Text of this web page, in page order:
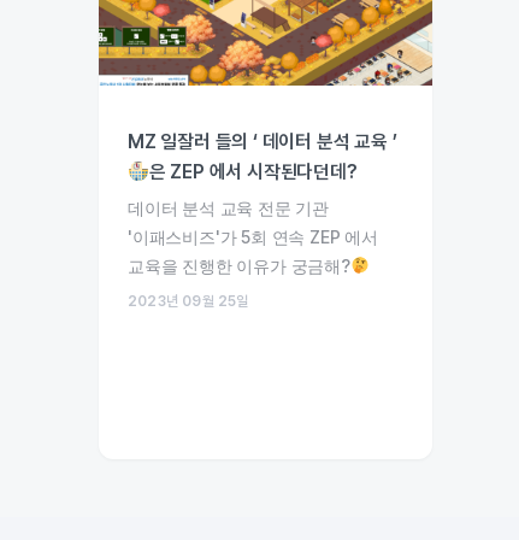
MZ 일잘러 들의 ‘ 데이터 분석 교육 ’
은 ZEP 에서 시작된다던데?
데이터 분석 교육 전문 기관
'이패스비즈'가 5회 연속 ZEP 에서
교육을 진행한 이유가 궁금해?
2023년 09월 25일